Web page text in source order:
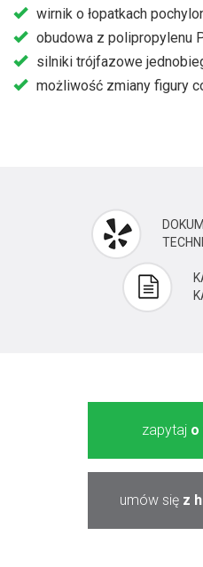
wirnik o łopatkach
obudowa z polipropylenu
silniki trójfazowe
możliwość zmiany figury
zapytaj o
umów się z